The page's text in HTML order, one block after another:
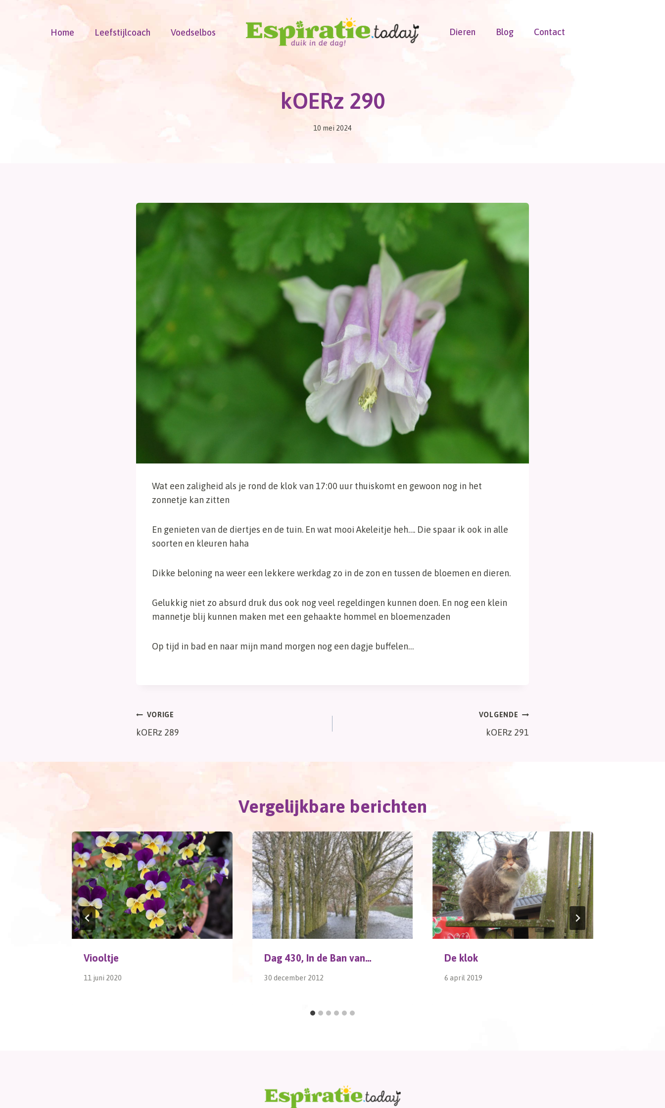
Home Leefstijlcoach Voedselbos Dieren Blog Contact
kOERz 290
10 mei 2024
Wat een zaligheid als je rond de klok van 17:00 uur thuiskomt en gewoon nog in het
zonnetje kan zitten
En genieten van de diertjes en de tuin. En wat mooi Akeleitje heh…. Die spaar ik ook in alle
soorten en kleuren haha
Dikke beloning na weer een lekkere werkdag zo in de zon en tussen de bloemen en dieren.
Gelukkig niet zo absurd druk dus ook nog veel regeldingen kunnen doen. En nog een klein
mannetje blij kunnen maken met een gehaakte hommel en bloemenzaden
Op tijd in bad en naar mijn mand morgen nog een dagje buffelen…
Bericht
VORIGE
kOERz 289
VOLGENDE
kOERz 291
Vergelijkbare berichten
Viooltje
11 juni 2020
Dag 430, In de Ban van…
30 december 2012
De klok
6 april 2019